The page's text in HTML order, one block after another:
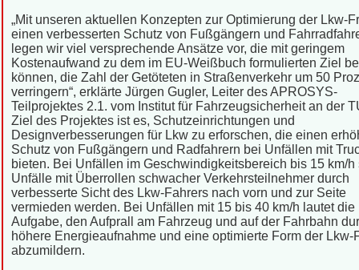
„Mit unseren aktuellen Konzepten zur Optimierung der Lkw-
einen verbesserten Schutz von Fußgängern und
legen wir viel versprechende Ansätze vor, die mit geringem
Kostenaufwand zu dem im EU-Weißbuch formulierten Ziel
können, die Zahl der Getöteten in Straßenverkehr um 50
verringern“, erklärte Jürgen Gugler, Leiter des APROSYS-
Teilprojektes 2.1. vom Institut für Fahrzeugsicherheit an der
Ziel des Projektes ist es, Schutzeinrichtungen und
Designverbesserungen für Lkw zu erforschen, die einen
Schutz von Fußgängern und Radfahrern bei Unfällen mit
bieten. Bei Unfällen im Geschwindigkeitsbereich bis 15 km/h
Unfälle mit Überrollen schwacher Verkehrsteilnehmer durch
verbesserte Sicht des Lkw-Fahrers nach vorn und zur Seite
vermieden werden. Bei Unfällen mit 15 bis 40 km/h lautet die
Aufgabe, den Aufprall am Fahrzeug und auf der Fahrbahn
höhere Energieaufnahme und eine optimierte Form der Lkw-
abzumildern.